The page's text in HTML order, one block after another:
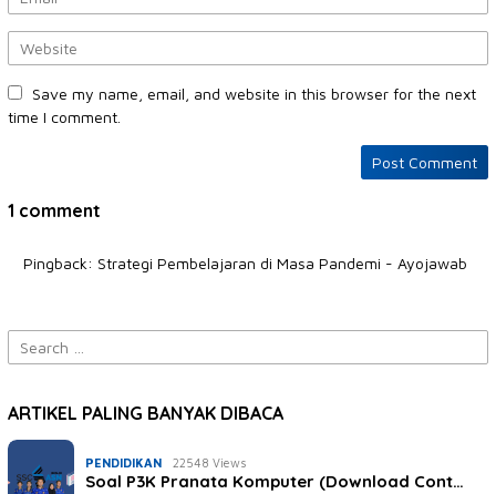
Save my name, email, and website in this browser for the next
time I comment.
1 comment
Pingback: Strategi Pembelajaran di Masa Pandemi - Ayojawab
Search
for:
ARTIKEL PALING BANYAK DIBACA
PENDIDIKAN 22548 Views
Soal P3K Pranata Komputer (Download Cont…